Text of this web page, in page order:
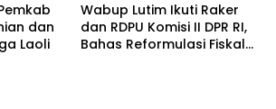
dan
Laoli
Wabup Lutim Ikuti Raker
dan RDPU Komisi II DPR RI,
Bahas Reformulasi Fiskal